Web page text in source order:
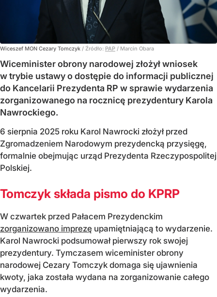
Wiceszef MON Cezary Tomczyk / Źródło: PAP / Marcin Obara
Wiceminister obrony narodowej złożył wniosek
w trybie ustawy o dostępie do informacji publicznej
do Kancelarii Prezydenta RP w sprawie wydarzenia
zorganizowanego na rocznicę prezydentury Karola
Nawrockiego.
6 sierpnia 2025 roku Karol Nawrocki złożył przed
Zgromadzeniem Narodowym prezydencką przysięgę,
formalnie obejmując urząd Prezydenta Rzeczypospolitej
Polskiej.
Tomczyk składa pismo do KPRP
W czwartek przed Pałacem Prezydenckim
zorganizowano imprezę upamiętniającą to wydarzenie.
Karol Nawrocki podsumował pierwszy rok swojej
prezydentury. Tymczasem wiceminister obrony
narodowej Cezary Tomczyk domaga się ujawnienia
kwoty, jaka została wydana na zorganizowanie całego
wydarzenia.